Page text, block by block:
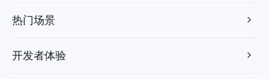
热门场景
开发者体验